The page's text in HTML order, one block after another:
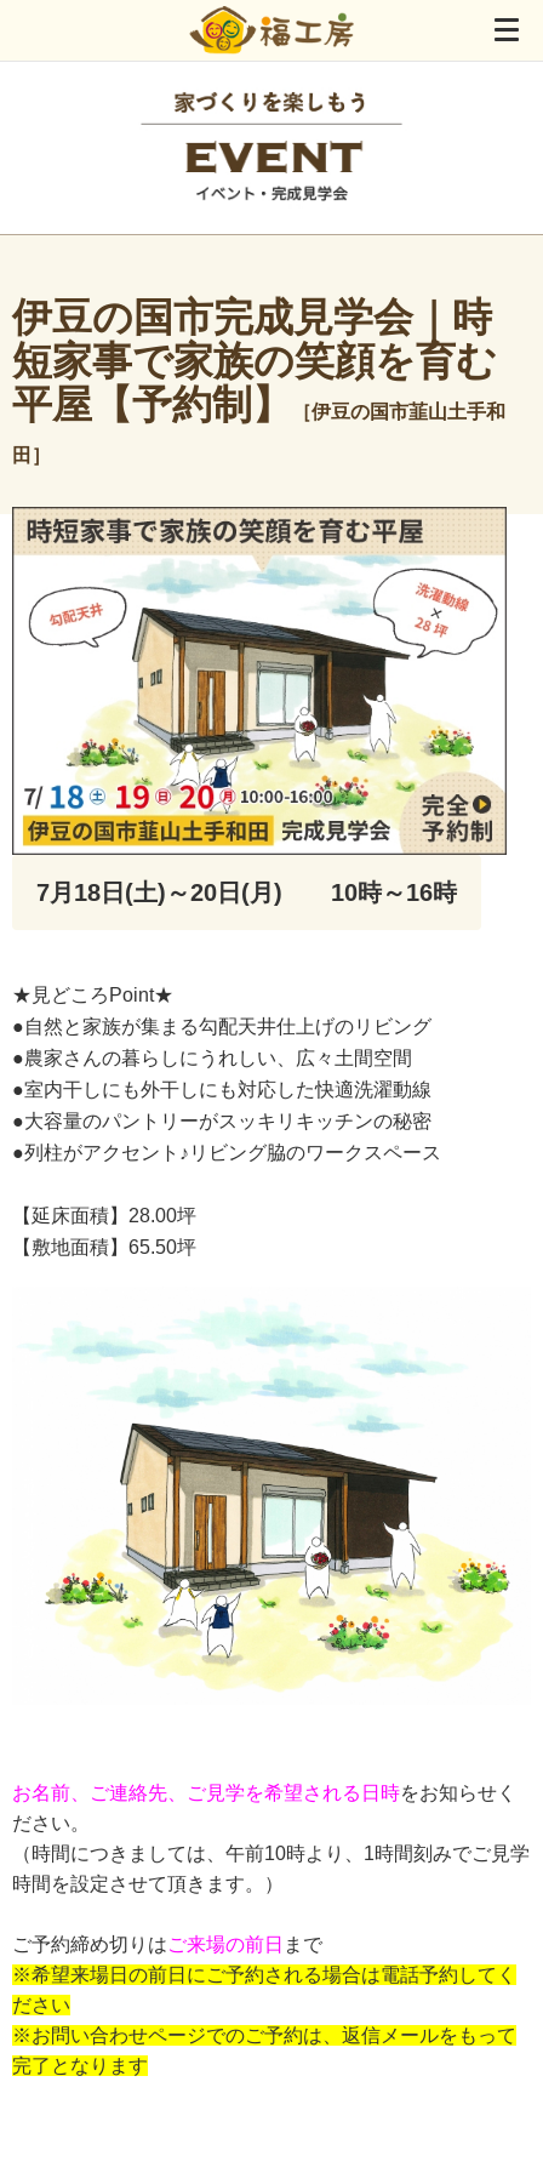
伊豆の国市完成見学会｜時
短家事で家族の笑顔を育む
平屋【予約制】
［伊豆の国市韮山土手和
田］
7月18日(土)～20日(月) 10時～16時
★見どころPoint★
●自然と家族が集まる勾配天井仕上げのリビング
●農家さんの暮らしにうれしい、広々土間空間
●室内干しにも外干しにも対応した快適洗濯動線
●大容量のパントリーがスッキリキッチンの秘密
●列柱がアクセント♪リビング脇のワークスペース
【延床面積】28.00坪
【敷地面積】65.50坪
お名前、ご連絡先、ご見学を希望される日時をお知らせく
ださい。
（時間につきましては、午前10時より、 1時間刻みでご見学
時間を設定させて頂きます。）
ご予約締め切りはご来場の前日 まで
※希望来場日の前日にご予約される場合は電話予約してく
ださい
※お問い合わせページでのご予約は、返信メールをもって
完了となります